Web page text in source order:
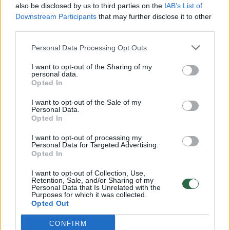
also be disclosed by us to third parties on the IAB’s List of
Downstream Participants that may further disclose it to other
Personal Data Processing Opt Outs
I want to opt-out of the Sharing of my
personal data.
Opted In
I want to opt-out of the Sale of my
Personal Data.
Opted In
I want to opt-out of processing my
Personal Data for Targeted Advertising.
Opted In
I want to opt-out of Collection, Use,
Retention, Sale, and/or Sharing of my
Personal Data that Is Unrelated with the
Purposes for which it was collected.
Opted Out
CONFIRM
Lietuvos diena
00:00:57
Savaitės vidurys nusimato karštas: temperatūra kils iki
Žinios | Orai
00:15:54
V. Zalužno pasisakymą laiko bandymu įsitvirtinti
Ukrainos politikoje: jis yra neteisus
Laidos | Nauja diena
Sinoptikai atsakė, kokiais orais užbaigsime darbo
savaitę: karščiai atsitrauks
Žinios | Orai